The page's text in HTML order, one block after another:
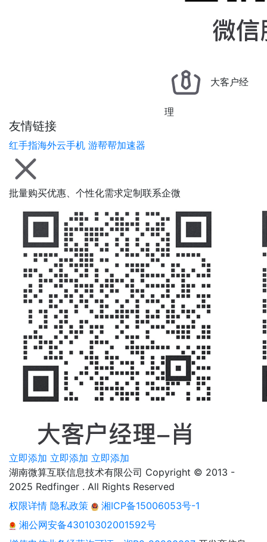
友情链接
红手指海外云手机 游帮帮加速器
大客户经
理
批量购买优惠、个性化需求定制联系企微
立即添加 立即添加 立即添加
湖南微算互联信息技术有限公司 Copyright © 2013 -
2025 Redfinger . All Rights Reserved
权限详情 隐私政策
湘ICP备15006053号-1
湘公网安备43010302001592号